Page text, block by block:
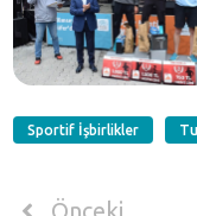
Sportif İşbirlikler